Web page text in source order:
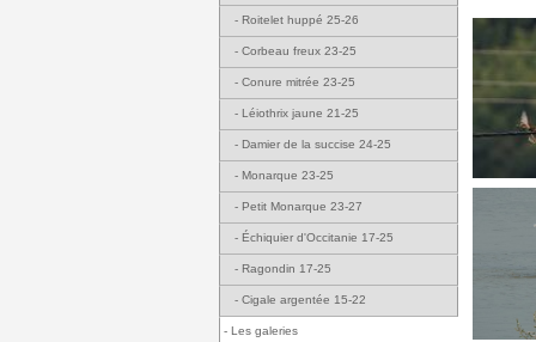
- Roitelet huppé 25-26
- Corbeau freux 23-25
- Conure mitrée 23-25
- Léiothrix jaune 21-25
- Damier de la succise 24-25
- Monarque 23-25
- Petit Monarque 23-27
- Échiquier d'Occitanie 17-25
- Ragondin 17-25
- Cigale argentée 15-22
- Les galeries